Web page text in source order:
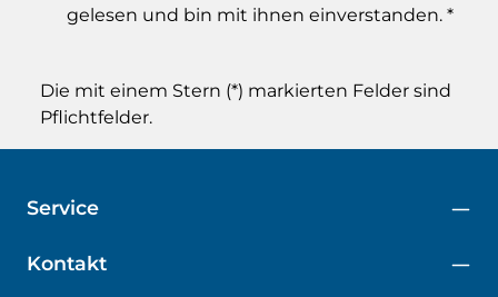
gelesen und bin mit ihnen einverstanden. *
Die mit einem Stern (*) markierten Felder sind
Pflichtfelder.
Kontakt
Service